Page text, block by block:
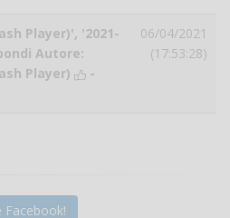
Player)', '2021-
Autore:
Player)
-
06/04/2021
(17:53:28)
Facebook!